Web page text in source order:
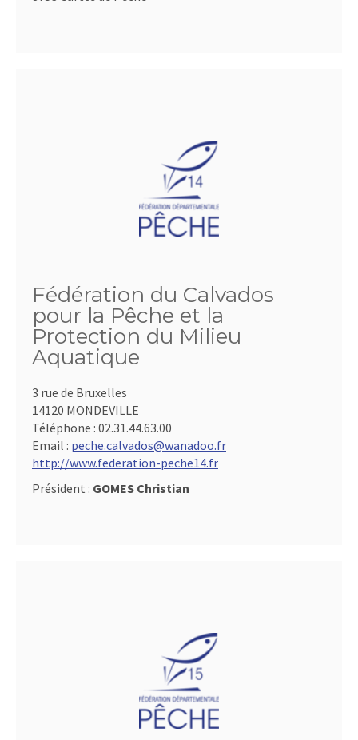
Fédération du Calvados
pour la Pêche et la
Protection du Milieu
Aquatique
3 rue de Bruxelles
14120 MONDEVILLE
Téléphone : 02.31.44.63.00
Email : peche.calvados@wanadoo.fr
http://www.federation-peche14.fr
Président : GOMES Christian